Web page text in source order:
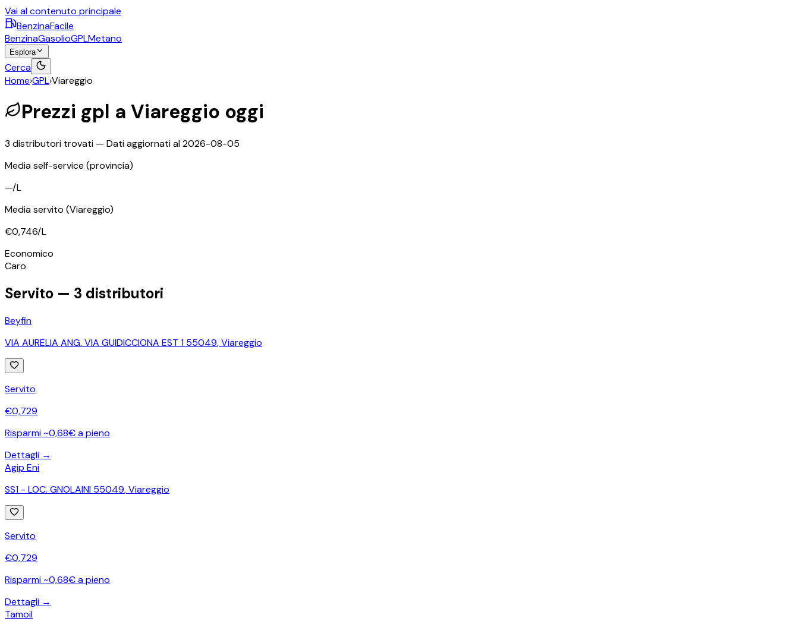
Vai al contenuto principale
BenzinaFacile
BenzinaGasolioGPLMetano
Esplora
Cerca
Home›GPL›Viareggio
Prezzi gpl a Viareggio oggi
3 distributori trovati — Dati aggiornati al2026-08-05
Media self-service (provincia)
—/L
Media servito (Viareggio)
€0,746/L
Economico
Caro
Servito — 3 distributori
Beyfin
VIA AURELIA ANG. VIA GUIDICCIONA EST 1 55049,Viareggio
Servito
€0,729
Risparmi ~0,68€ a pieno
Dettagli →
Agip Eni
SS1 - LOC. GNOLAINI 55049,Viareggio
Servito
€0,729
Risparmi ~0,68€ a pieno
Dettagli →
Tamoil